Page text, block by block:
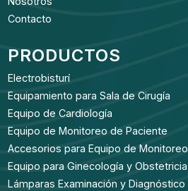
Contacto
PRODUCTOS
Electrobisturí
Equipamiento para Sala de Cirugía
Equipo de Cardiología
Equipo de Monitoreo de Paciente
Accesorios para Equipo de Monitoreo
Equipo para Ginecología y Obstetricia
Lámparas Examinación y Diagnóstico